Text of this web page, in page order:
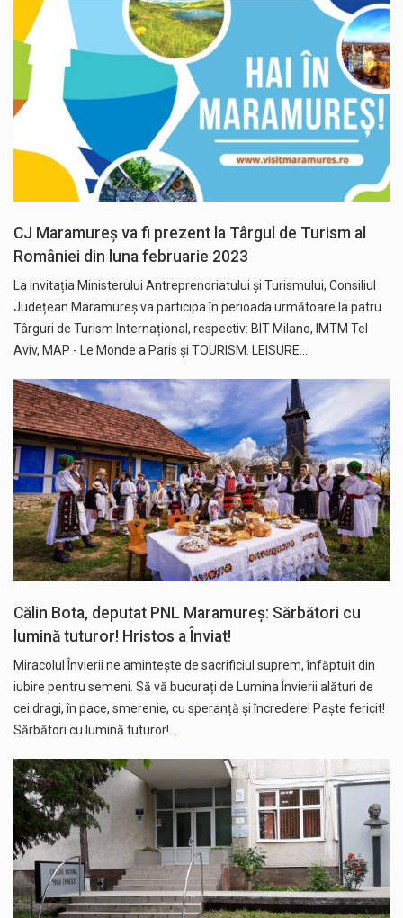
CJ Maramureș va fi prezent la Târgul de Turism al
României din luna februarie 2023
La invitația Ministerului Antreprenoriatului și Turismului, Consiliul
Județean Maramureș va participa în perioada următoare la patru
Târguri de Turism Internațional, respectiv: BIT Milano, IMTM Tel
Aviv, MAP - Le Monde a Paris și TOURISM. LEISURE.…
Călin Bota, deputat PNL Maramureș: Sărbători cu
lumină tuturor! Hristos a Înviat!
Miracolul Învierii ne amintește de sacrificiul suprem, înfăptuit din
iubire pentru semeni. Să vă bucurați de Lumina Învierii alături de
cei dragi, în pace, smerenie, cu speranță și încredere! Paște fericit!
Sărbători cu lumină tuturor!…